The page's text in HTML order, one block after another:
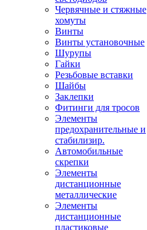
Червячные и стяжные
хомуты
Винты
Винты установочные
Шурупы
Гайки
Резьбовые вставки
Шайбы
Заклепки
Фитинги для тросов
Элементы
предохранительные и
стабилизир.
Автомобильные
скрепки
Элементы
дистанционные
металлические
Элементы
дистанционные
пластиковые